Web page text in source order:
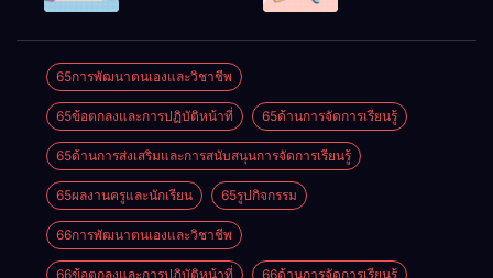
2566
65การพัฒนาตนเองและวิชาชีพ
65ข้อตกลงและการปฏิบัติหน้าที่ 65ด้านการจัดการเรียนรู้
65ด้านการส่งเสริมและการสนับสนุนการจัดการเรียนรู้
65ผลงานครูและนักเรียน 65รูปกิจกรรม
66การพัฒนาตนเองและวิชาชีพ
66ข้อตกลงและการปฏิบัติหน้าที่ 66ด้านการจัดการเรียนรู้